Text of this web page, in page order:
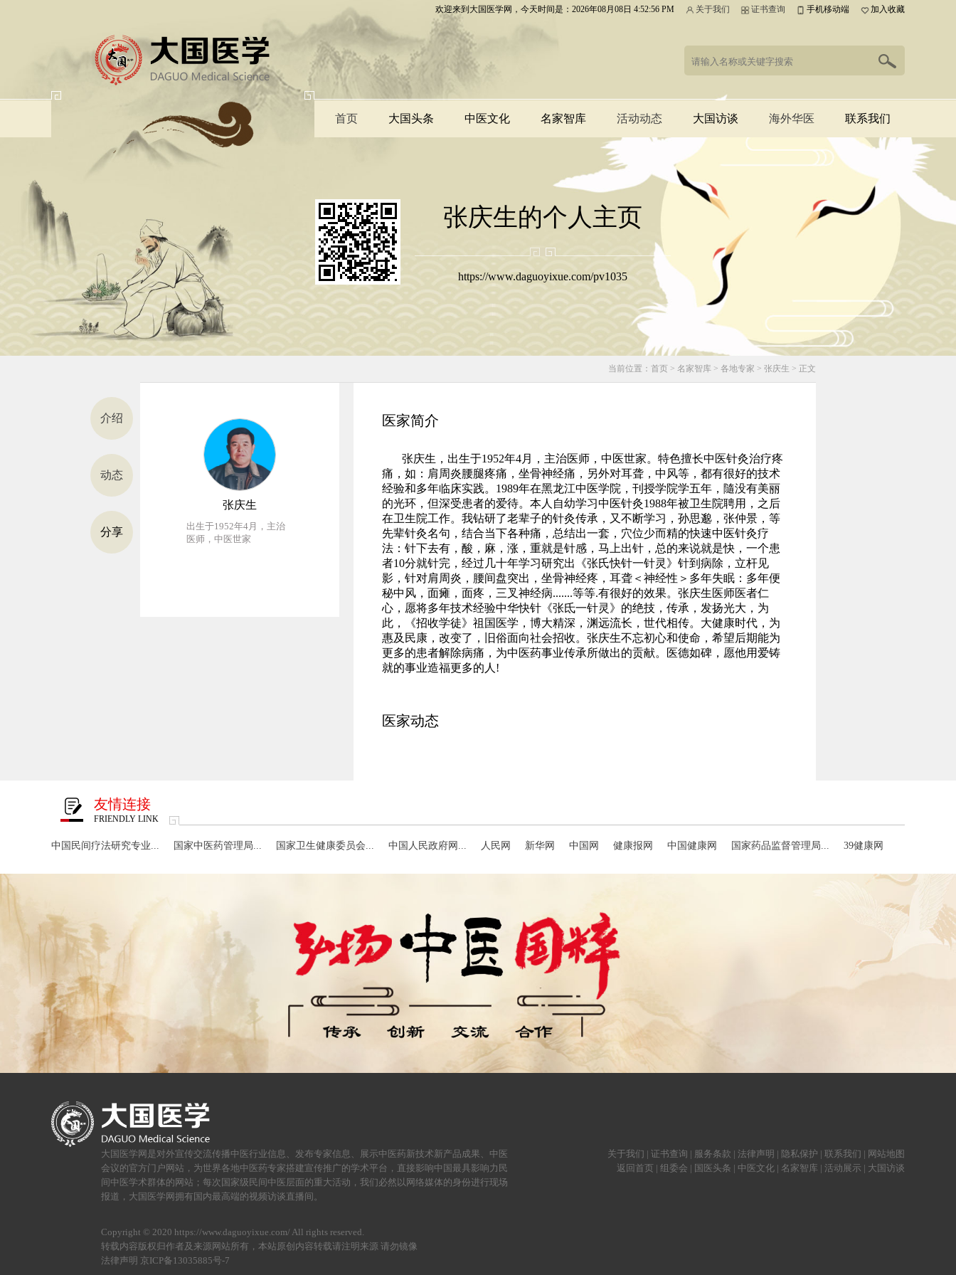
欢迎来到大国医学网，今天时间是：2026年08月08日 4:52:56 PM 关于我们 证书查询 手机移动端 加入收藏
首页
大国头条
大国头条 业界资讯
中医文化
特色疗法 中医养生 中医方剂 民族医药
名家智库
大国医家 各地专家 海外华医
活动动态
大国访谈
人物访谈
海外华医
联系我们
联系我们
峰会申办 工作编
张庆生的个人主页
https://www.daguoyixue.com/pv1035
当前位置： 首页 > 名家智库 > 各地专家 > 张庆生 > 正文
介绍
动态
分享
张庆生
出生于1952年4月，主治
医师，中医世家
医家简介
张庆生，出生于1952年4月，主治医师，中医世家。特色擅长中医针灸治疗疼
痛，如：肩周炎腰腿疼痛，坐骨神经痛，另外对耳聋，中风等，都有很好的技术
经验和多年临床实践。1989年在黑龙江中医学院，刊授学院学五年，隨没有美丽
的光环，但深受患者的爱待。本人自幼学习中医针灸1988年被卫生院聘用，之后
在卫生院工作。我钻研了老辈子的针灸传承，又不断学习，孙思邈，张仲景，等
先辈针灸名句，结合当下各种痛，总结出一套，穴位少而精的快速中医针灸疗
法：针下去有，酸，麻，涨，重就是针感，马上出针，总的来说就是快，一个患
者10分就针完，经过几十年学习研究出《张氏快针一针灵》针到病除，立杆见
影，针对肩周炎，腰间盘突出，坐骨神经疼，耳聋＜神经性＞多年失眠：多年便
秘中风，面瘫，面疼，三叉神经病.......等等.有很好的效果。张庆生医师医者仁
心，愿将多年技术经验中华快针《张氐一针灵》的绝技，传承，发扬光大，为
此，《招收学徒》祖国医学，博大精深，渊远流长，世代相传。大健康时代，为
惠及民康，改变了，旧俗面向社会招收。张庆生不忘初心和使命，希望后期能为
更多的患者解除病痛，为中医药事业传承所做出的贡献。医德如碑，愿他用爱铸
就的事业造福更多的人!
医家动态
友情连接
FRIENDLY LINK
中国民间疗法研究专业... 国家中医药管理局... 国家卫生健康委员会... 中国人民政府网... 人民网 新华网 中国网 健康报网 中国健康网 国家药品监督管理局... 39健康网
大国医学网是对外宣传交流传播中医行业信息、发布专家信息、展示中医药新技术新产品成果、中医
会议的官方门户网站，为世界各地中医药专家搭建宣传推广的学术平台，直接影响中国最具影响力民
间中医学术群体的网站；每次国家级民间中医层面的重大活动，我们必然以网络媒体的身份进行现场
报道，大国医学网拥有国内最高端的视频访谈直播间。
Copyright © 2020 https://www.daguoyixue.com/ All rights reserved.
转载内容版权归作者及来源网站所有，本站原创内容转载请注明来源 请勿镜像
法律声明 京ICP备13035885号-7
关于我们 | 证书查询 | 服务条款 | 法律声明 | 隐私保护 | 联系我们 | 网站地图
返回首页 | 组委会 | 国医头条 | 中医文化 | 名家智库 | 活动展示 | 大国访谈